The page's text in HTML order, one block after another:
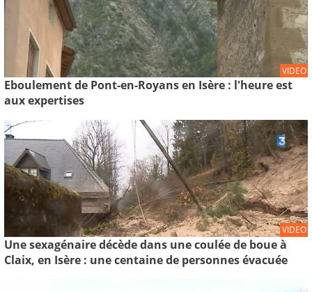
VIDEO
Eboulement de Pont-en-Royans en Isère : l'heure est
aux expertises
VIDEO
Une sexagénaire décède dans une coulée de boue à
Claix, en Isère : une centaine de personnes évacuée